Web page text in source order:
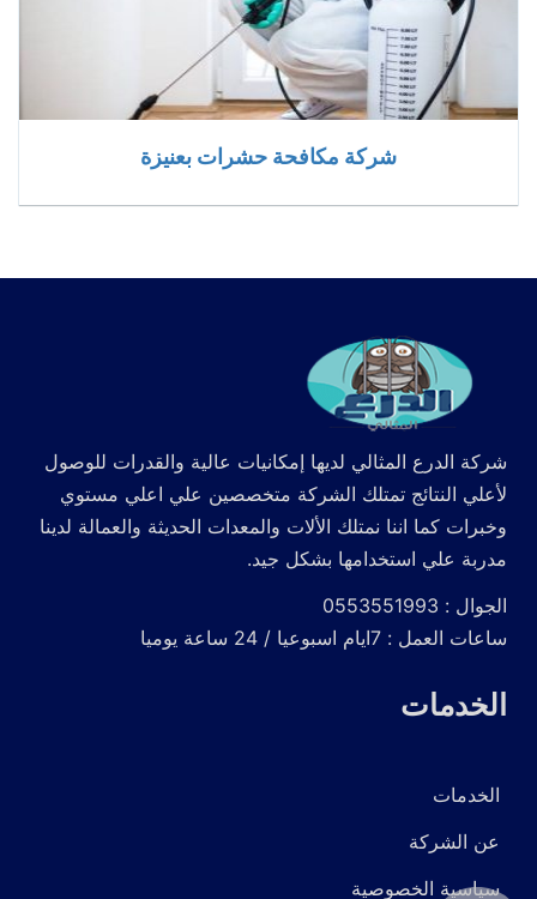
شركة مكافحة حشرات بعنيزة
شركة الدرع المثالي لديها إمكانيات عالية والقدرات للوصول
لأعلي النتائج تمتلك الشركة متخصصين علي اعلي مستوي
وخبرات كما اننا نمتلك الألات والمعدات الحديثة والعمالة لدينا
مدربة علي استخدامها بشكل جيد.
الجوال : 0553551993
ساعات العمل : 7ايام اسبوعيا / 24 ساعة يوميا
الخدمات
الخدمات
عن الشركة
سياسية الخصوصية